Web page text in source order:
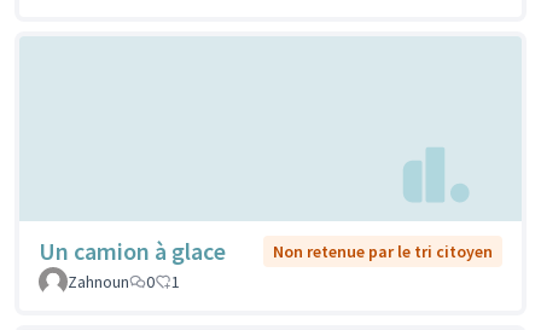
Un camion à glace
Non retenue par le tri citoyen
Zahnoun
0 1